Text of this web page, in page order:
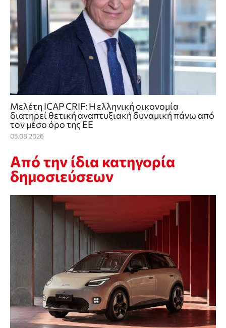
Μελέτη ICAP CRIF: Η ελληνική οικονομία
διατηρεί θετική αναπτυξιακή δυναμική πάνω από
τον μέσο όρο της ΕΕ
05.08.2026
Από την ίδια κατηγορία
δημοσιεύσεων